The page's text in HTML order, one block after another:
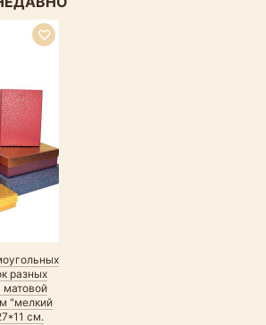
разных
матовой
"мелкий
см.